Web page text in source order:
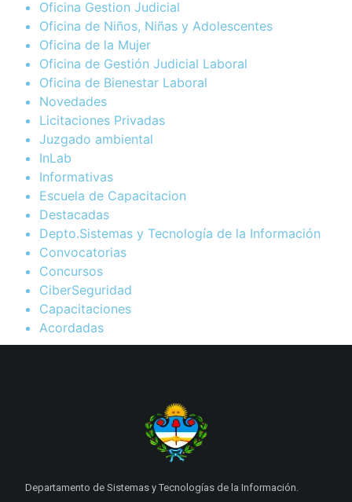
Oficina Gestion Judicial
Oficina de Niños, Niñas y Adolescentes
Oficina de la Mujer
Oficina de Gestión Judicial Laboral
Oficina de Bienestar Laboral
Novedades
Licitaciones Privadas
Juzgado ambiental
InLab
Informativas
Escuela de Capacitacion
Destacadas
Depto.Sistemas y Tecnología de la Información
Convocatorias
Concursos
CiberSeguridad
Capacitaciones
Acordadas
Departamento de Sistemas y Tecnologías de la Información.